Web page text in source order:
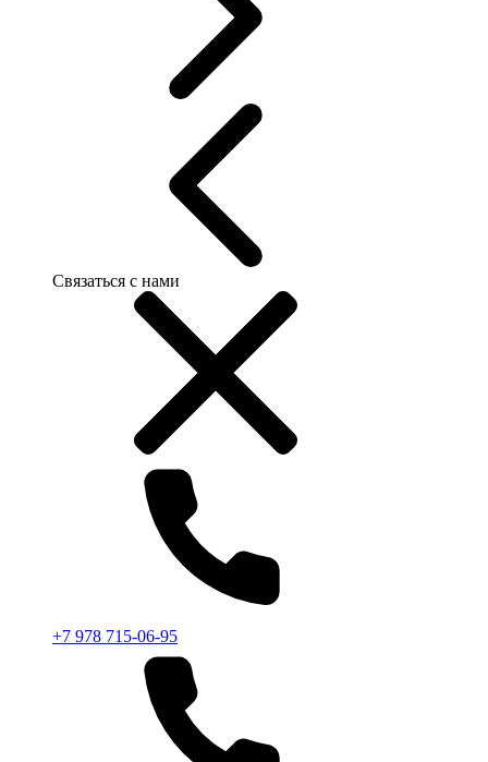
Связаться с нами
+7 978 715-06-95